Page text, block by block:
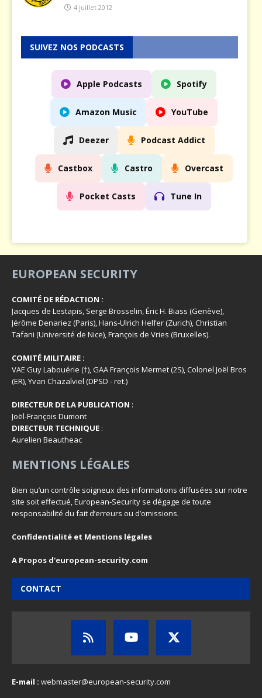
4 juillet 2012
SUIVEZ NOS PODCASTS
Apple Podcasts Spotify
Amazon Music YouTube
Deezer Podcast Addict
Castbox Castro Overcast
Pocket Casts Tune In
EUROPEAN SECURITY
COMITÉ DE RÉDACTION :
Jacques de Lestapis, Serge Brosselin, Éric H. Biass (Genève),
Jérôme Denariez (Paris), Hans-Ulrich Helfer (Zurich), Christian
Tafani (Université de Nice), François de Vries (Bruxelles).
COMITÉ MILITAIRE :
VAE Guy Labouérie (†), GAA François Mermet (2S), Colonel Joël Bros
(ER), Yvan Chazalviel (DPSD - ret.)
DIRECTEUR DE LA PUBLICATION :
Joël-François Dumont
DIRECTEUR TECHNIQUE :
Aurelien Beautheac
MENTIONS LÉGALES
Bien qu’un contrôle soigneux des informations diffusées sur notre
site soit effectué, European-Security se dégage de toute
responsabilité du fait d’erreurs ou d’omissions.
Confidentialité et Mentions légales
A Propos d'european-security.com
CONTACT
E-mail : webmaster@european-security.com